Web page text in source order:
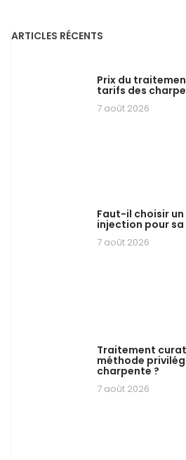
ARTICLES RÉCENTS
Prix du
tarifs des
7 août 2026
Faut-il choisir
injection pour
7 août 2026
Traitement
méthode
charpente ?
7 août 2026